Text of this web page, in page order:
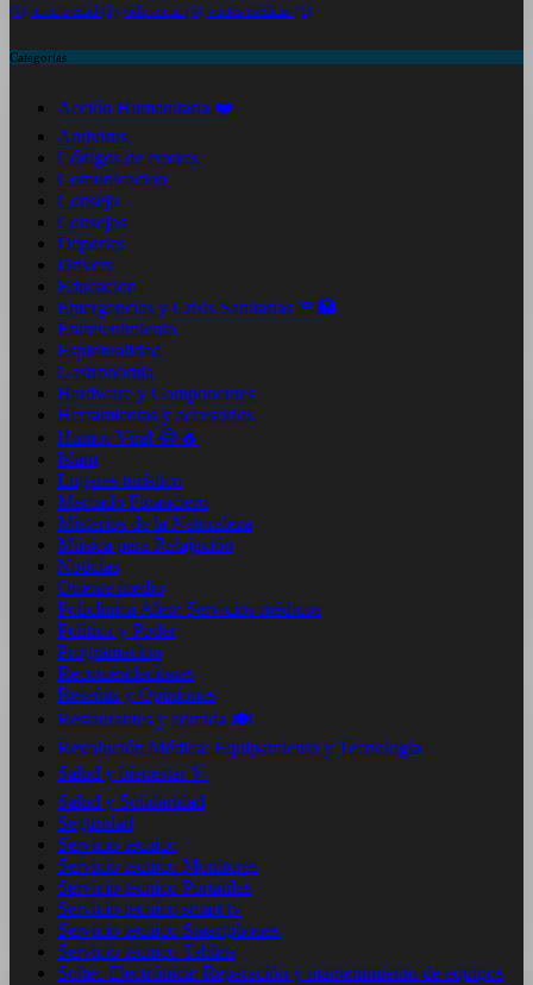
(1) tercera edad (1) vida social (1) visitas médicas (1)
Categorias
Acción Humanitaria ❤️
Antivirus
Códigos de errores
Comunicacion
Consejo
Consejos
Deportes
Drivers
Educacion
Emergencias y Crisis Sanitarias 🚨🏥
Entretenimiento
Espiritualidad
Gastronomia
Hardware y Componentes
Herramientas y accesorios
Humor Viral 😂🔥
Islam
Lugares turístico
Mercado Financiero
Misterios de la Naturaleza
Música para Relajación
Noticias
Oriente medio
Policlinica Alen: Servicios médicos
Politica y Poder
Programacion
Recomendaciones
Reseñas y Opiniones
Restaurantes y comida 🍽️
Revolución Médica: Equipamiento y Tecnología
Salud y bienestar 🩺
Salud y Solidaridad
Seguridad
Servicio tecnico
Servicio tecnico Monitores
Servicio tecnico Portatiles
Servicio tecnico smart tv
Servicio tecnico Smartphones
Servicio tecnico Tablets
Soltec Electrónica: Reparación y mantenimiento de equipos